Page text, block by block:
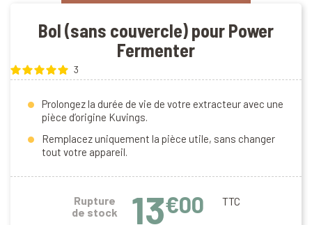
Bol (sans couvercle) pour Power
Fermenter
3
Prolongez la durée de vie de votre extracteur avec une
pièce d’origine Kuvings.
Remplacez uniquement la pièce utile, sans changer
tout votre appareil.
Rupture
de stock
13€00 TTC